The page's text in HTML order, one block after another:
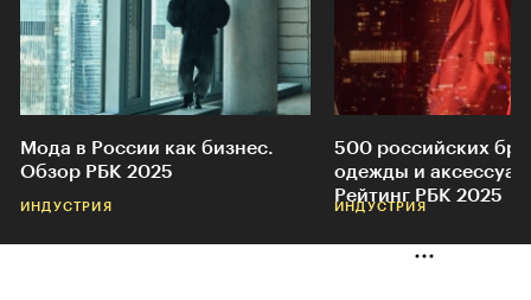
Мода в России как бизнес.
Обзор РБК 2025
ИНДУСТРИЯ
500 российских
одежды и
Рейтинг РБК 2025
ИНДУСТРИЯ